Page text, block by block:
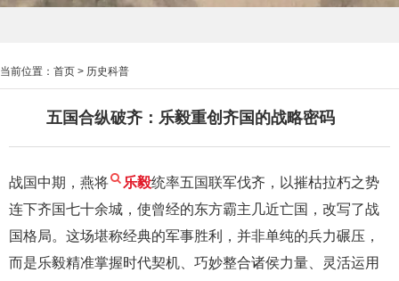
当前位置： 首页 > 历史科普
五国合纵破齐：乐毅重创齐国的战略密码
战国中期，燕将 乐毅统率五国联军伐齐，以摧枯拉朽之势
连下齐国七十余城，使曾经的东方霸主几近亡国，改写了战
国格局。这场堪称经典的军事胜利，并非单纯的兵力碾压，
而是乐毅精准掌握时代契机、巧妙整合诸侯力量、灵活运用